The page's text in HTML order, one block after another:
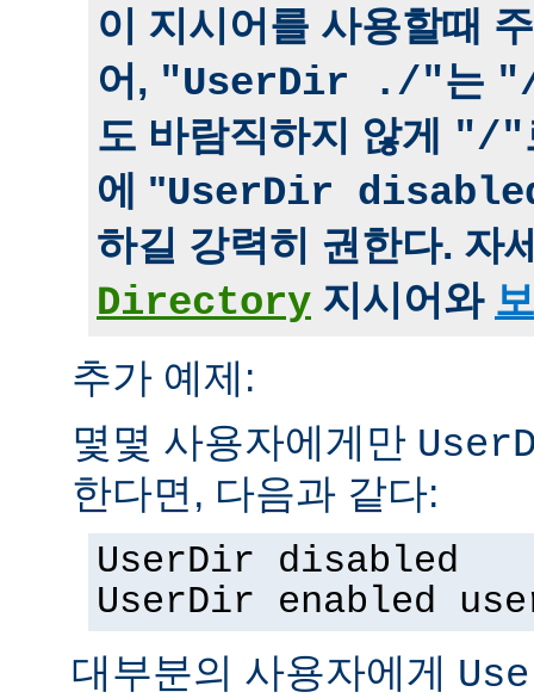
이 지시어를 사용할때
어, "UserDir ./"는
도 바람직하지 않게
"/"
에 "UserDir
하길 강력히 권한다. 자
Directory 지시어와
추가 예제:
몇몇 사용자에게만
한다면, 다음과 같다:
UserDir disabled
UserDir enabled
대부분의 사용자에게